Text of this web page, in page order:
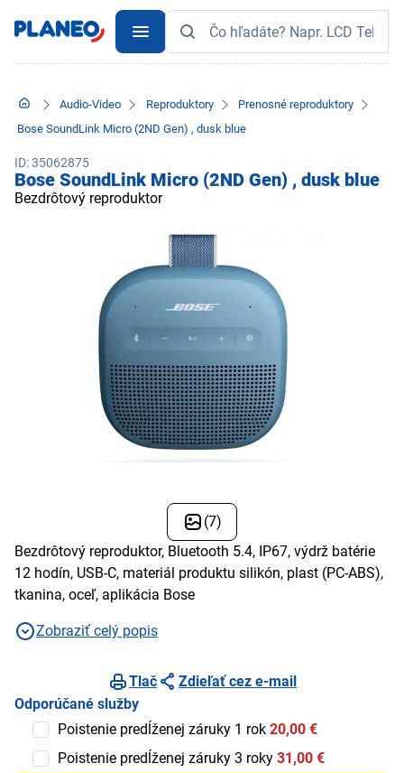
Audio-Video Reproduktory
Prenosné reproduktory
Bose SoundLink Micro (2ND Gen) , dusk blue
ID: 35062875
Bose SoundLink Micro (2ND Gen) , dusk blue
Bezdrôtový reproduktor
(7)
Bezdrôtový reproduktor, Bluetooth 5.4, IP67, výdrž batérie
12 hodín, USB-C, materiál produktu silikón, plast (PC-ABS),
tkanina, oceľ, aplikácia Bose
Zobraziť celý popis
Tlač
Zdieľať cez e-mail
Odporúčané služby
Poistenie predĺženej záruky 1 rok 20,00 €
Poistenie predĺženej záruky 3 roky 31,00 €